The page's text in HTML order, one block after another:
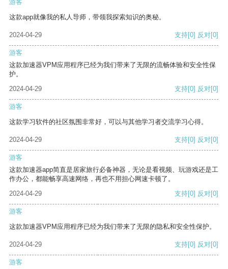
游客
这款app就像我的私人导师，带领我探索知识的奥秘。
2024-04-29 支持[0] 反对[0]
游客
这款加速器VPM应用程序已经为我们带来了无限的流畅体验和安全性保
护。
2024-04-29
支持[0] 反对[0]
游客
这款学习软件的社区氛围非常好，可以与其他学习者交流学习心得。
2024-04-29 支持[0] 反对[0]
游客
这款加速器app简直是居家旅行必备神器，无论是看视频、玩游戏还是工
作办公，都能畅享高速网络，再也不用担心网速卡顿了。
2024-04-29
支持[0] 反对[0]
游客
这款加速器VPM应用程序已经为我们带来了无限的隐私和安全性保护。
2024-04-29 支持[0] 反对[0]
游客